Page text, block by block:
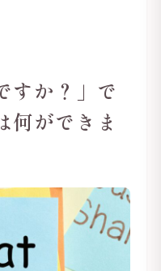
すか？」で
何ができま